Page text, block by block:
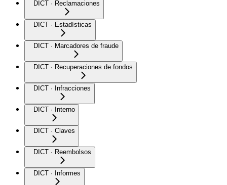
DICT · Reclamaciones
DICT · Estadísticas
DICT · Marcadores de fraude
DICT · Recuperaciones de fondos
DICT · Infracciones
DICT · Interno
DICT · Claves
DICT · Reembolsos
DICT · Informes